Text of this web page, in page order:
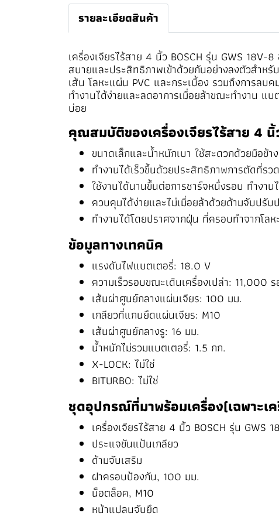
รายละเอียดสินค้า
เครื่องเจียรไร้สาย 4 นิ้ว BOSCH รุ่น GWS
สบายและประสิทธิภาพเข้าด้วยกันอย่างลงตัวสำห
เส้น โลหะแผ่น PVC และกระเบื้อง รวมถึงการล
ทำงานได้ง่ายและลดอาการเมื่อยล้าขณะทำงาน แ
บ่อย
คุณสมบัติของเครื่องเจียรไร้สาย 4 นิ้
ขนาดเล็กและน้ำหนักเบา ใช้สะดวกด้วยมือข้า
ทำงานได้เร็วขึ้นด้วยประสิทธิภาพการตัดที่รว
ใช้งานได้นานขึ้นต่อการชาร์จหนึ่งรอบ ทำงา
ควบคุมได้ง่ายและไม่เมื่อยล้าด้วยด้ามจับปรั
ทำงานได้โดยปราศจากฝุ่น ที่ครอบทำจากโล
ข้อมูลทางเทคนิค
แรงดันไฟแบตเตอรี่: 18.0 V
ความเร็วรอบขณะเดินเครื่องเปล่า: 11,000
เส้นผ่าศูนย์กลางแผ่นเจียร: 100 มม.
เกลียวที่แกนยึดแผ่นเจียร: M10
เส้นผ่าศูนย์กลางรู: 16 มม.
น้ำหนักไม่รวมแบตเตอรี่: 1.5 กก.
X-LOCK: ไม่ใช่
BITURBO: ไม่ใช่
ชุดอุปกรณ์ที่มาพร้อมเครื่อง(เฉพาะเ
เครื่องเจียรไร้สาย 4 นิ้ว BOSCH รุ่น GWS
ประแจขันแป้นเกลียว
ด้ามจับเสริม
ฝาครอบป้องกัน, 100 มม.
น็อตล็อค, M10
หน้าแปลนจับยึด